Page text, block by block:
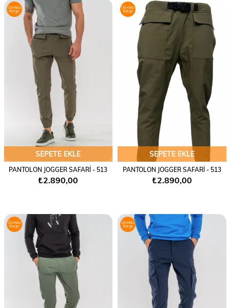
SEPETE EKLE
PANTOLON JOGGER SAFARİ - 513
₺2.890,00
Ücretsiz
Kargo
SEPETE EKLE
PANTOLON JOGGER SAFARİ - 513
₺2.890,00
Ücretsiz
Kargo
Ücretsiz
Kargo
Ücretsiz
Kargo